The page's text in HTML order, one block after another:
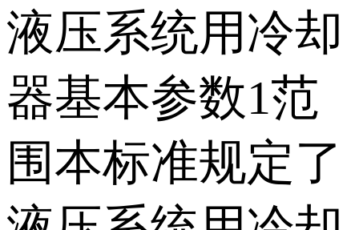
液压系统用冷却
器基本参数1范
围本标准规定了